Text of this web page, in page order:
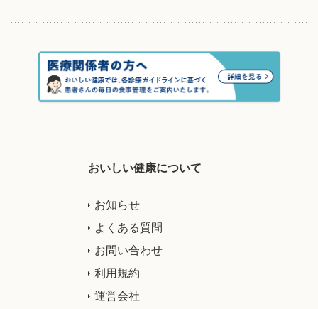
おいしい健康について
お知らせ
よくある質問
お問い合わせ
利用規約
運営会社